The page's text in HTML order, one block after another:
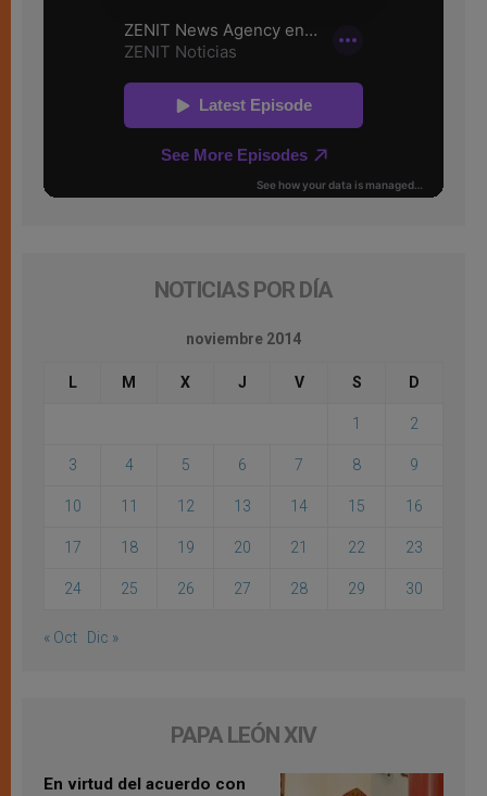
NOTICIAS POR DÍA
noviembre 2014
L M X J V S D
1 2
3 4 5 6 7 8 9
10 11 12 13 14 15 16
17 18 19 20 21 22 23
24 25 26 27 28 29 30
« Oct Dic »
PAPA LEÓN XIV
En virtud del acuerdo con